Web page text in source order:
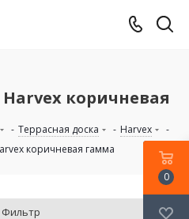
коричневая
- Террасная доска - Harvex
-
коричневая гамма
Фильтр
0